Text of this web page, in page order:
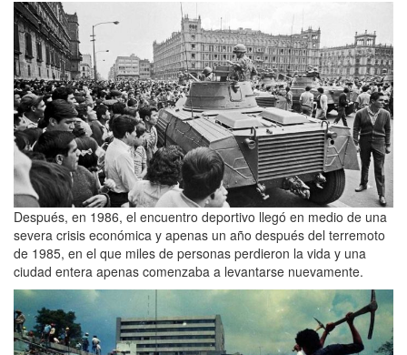
Después, en 1986, el encuentro deportivo llegó en medio de una
severa crisis económica y apenas un año después del terremoto
de 1985, en el que miles de personas perdieron la vida y una
ciudad entera apenas comenzaba a levantarse nuevamente.